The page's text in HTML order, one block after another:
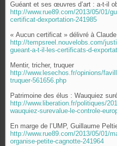
Guéant et ses œuvres d’art : a-t-il
http://www.rue89.com/2013/05/01/
certificat-dexportation-241985
« Aucun certificat » délivré à
http://tempsreel.nouvelobs.com/
gueant-a-t-il-les-certificats-d-
Mentir, tricher, truquer
http://www.lesechos.fr/opinions/
truquer-561656.php
Patrimoine des élus : Wauquiez
http://www.liberation.fr/politiques/
wauquiez-surevalue-le-controle-
En marge de l’UMP, Guillaume
http://www.rue89.com/2013/05/01/
organise-petite-cagnotte-241964